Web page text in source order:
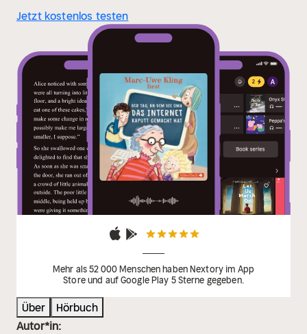
Jetzt kostenlos testen
Mehr als 52 000 Menschen haben Nextory im App
Store und auf Google Play 5 Sterne gegeben.
Über
Hörbuch
Autor*in: